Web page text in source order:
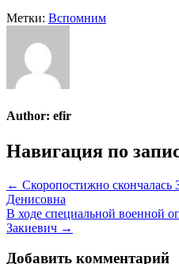
Метки: Вспомним
Author: efir
Навигация по
← Скоропостижно
Денисовна
В ходе специальной военной
Закиевич →
Добавить комментарий